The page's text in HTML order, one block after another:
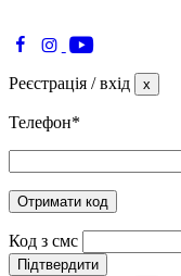
Реєстрація / вхід x
Телефон*
Отримати код
Код з смс
Підтвердити